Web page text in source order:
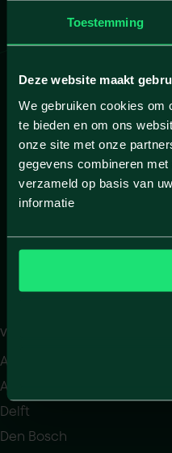
Toestemming
Deze website maakt
We gebruiken cookies om
te bieden en om ons
onze site met onze
gegevens combineren
verzameld op basis van
informatie
Schenken op papier
De maatschappelijk
De ondernemer
De professional
De vermogende
NEWTONE
Klantverhalen
Contact
VESTIGINGEN
Alphen aan den Rijn
Amsterdam
Delft
Den Bosch